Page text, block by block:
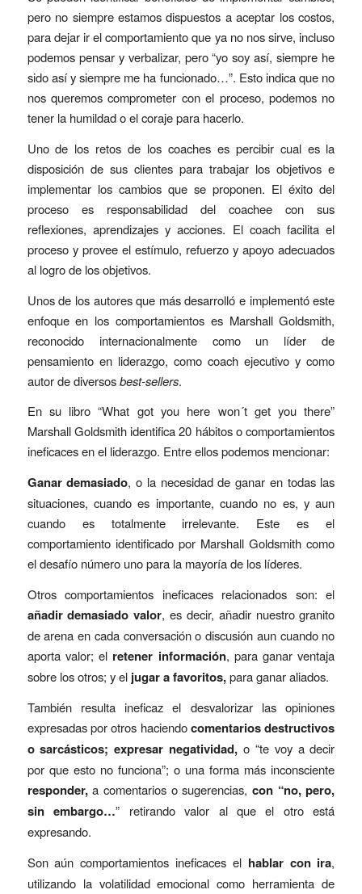
pero no siempre estamos dispuestos a aceptar los costos,
para dejar ir el comportamiento que ya no nos sirve, incluso
podemos pensar y verbalizar, pero “yo soy así, siempre he
sido así y siempre me ha funcionado…”. Esto indica que no
nos queremos comprometer con el proceso, podemos no
tener la humildad o el coraje para hacerlo.
Uno de los retos de los coaches es percibir cual es la
disposición de sus clientes para trabajar los objetivos e
implementar los cambios que se proponen. El éxito del
proceso es responsabilidad del coachee con sus
reflexiones, aprendizajes y acciones. El coach facilita el
proceso y provee el estímulo, refuerzo y apoyo adecuados
al logro de los objetivos.
Unos de los autores que más desarrolló e implementó este
enfoque en los comportamientos es Marshall Goldsmith,
reconocido internacionalmente como un líder de
pensamiento en liderazgo, como coach ejecutivo y como
autor de diversosbest-sellers.
En su libro “What got you here won´t get you there”
Marshall Goldsmith identifica 20 hábitos o comportamientos
ineficaces en el liderazgo. Entre ellos podemos mencionar:
Ganar demasiado, o la necesidad de ganar en todas las
situaciones, cuando es importante, cuando no es, y aun
cuando es totalmente irrelevante. Este es el
comportamiento identificado por Marshall Goldsmith como
el desafío número uno para la mayoría de los líderes.
Otros comportamientos ineficaces relacionados son: el
añadir demasiado valor, es decir, añadir nuestro granito
de arena en cada conversación o discusión aun cuando no
aporta valor; el retener información, para ganar ventaja
sobre los otros; y el jugar a favoritos,para ganar aliados.
También resulta ineficaz el desvalorizar las opiniones
expresadas por otros haciendocomentarios destructivos
o sarcásticos; expresar negatividad, o “te voy a decir
por que esto no funciona”; o una forma más inconsciente
responder,a comentarios o sugerencias,con “no, pero,
sin embargo…” retirando valor al que el otro está
expresando.
Son aún comportamientos ineficaces el hablar con ira,
utilizando la volatilidad emocional como herramienta de